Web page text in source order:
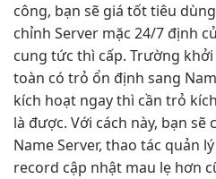
công, bạn sẽ giá tốttiêu dùng
chỉnh Server mặc 24/7 định
cung tức thì cấp. Trường
toàn có trỏ ổn định sang
kích hoạt ngaythì cần trỏ
là được. Với cách này, bạn
Name Server, thao tác quản
record cập nhật mau lẹ hơn